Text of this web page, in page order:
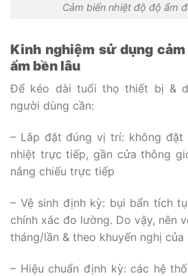
Cảm biến nhiệt độ độ ẩm
Kinh nghiệm sử dụng
ẩm bền lâu
Để kéo dài tuổi thọ thiết bị &
người dùng cần:
– Lắp đặt đúng vị trí: không đặt
nhiệt trực tiếp, gần cửa thông
nắng chiếu trực tiếp
– Vệ sinh định kỳ: bụi bẩn tích
chính xác đo lường. Do vậy, nên
tháng/lần & theo khuyến nghị của
– Hiệu chuẩn định kỳ: các hệ